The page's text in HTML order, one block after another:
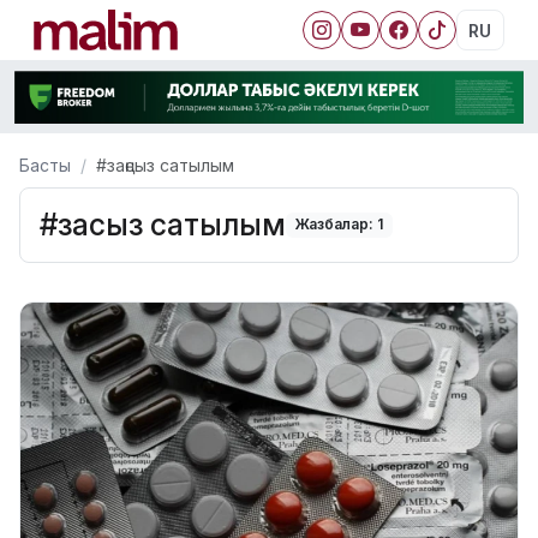
RU
Басты #заңсыз сатылым
#заңсыз сатылым Жазбалар: 1